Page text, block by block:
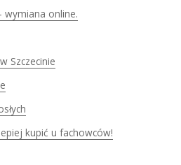
wymiana online.
Szczecinie
kupić u fachowców!